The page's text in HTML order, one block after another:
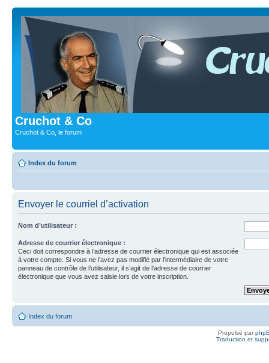
Cruchot & Co
Cruchot & Co, le forum
Index du forum
Envoyer le courriel d’activation
Nom d’utilisateur :
Adresse de courrier électronique :
Ceci doit correspondre à l’adresse de courrier électronique qui est associée
à votre compte. Si vous ne l’avez pas modifié par l’intermédiaire de votre
panneau de contrôle de l’utilisateur, il s’agit de l’adresse de courrier
électronique que vous avez saisie lors de votre inscription.
Index du forum
Propulsé par
Traduction et